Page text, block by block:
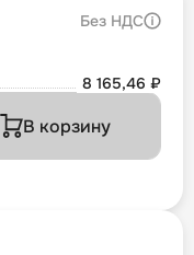
Без НДС
8 165,46 ₽
В корзину